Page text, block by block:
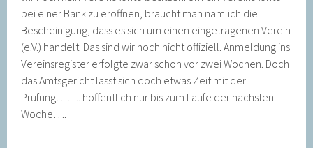
bei einer Bank zu eröffnen, braucht man nämlich die
Bescheinigung, dass es sich um einen eingetragenen Verein
(e.V.) handelt. Das sind wir noch nicht offiziell. Anmeldung ins
Vereinsregister erfolgte zwar schon vor zwei Wochen. Doch
das Amtsgericht lässt sich doch etwas Zeit mit der
Prüfung……. hoffentlich nur bis zum Laufe der nächsten
Woche….